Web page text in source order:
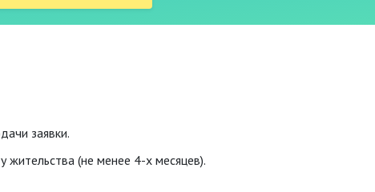
заявки.
жительства (не менее 4-х месяцев).